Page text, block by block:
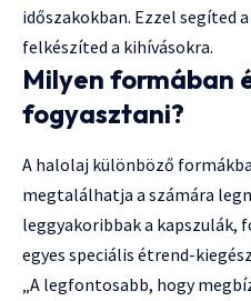
időszakokban. Ezzel segíted
felkészíted a kihívásokra.
Milyen formában
fogyasztani?
A halolaj különböző
megtalálhatja a számára
leggyakoribbak a kapszulák,
egyes speciális étrend-
„A legfontosabb, hogy